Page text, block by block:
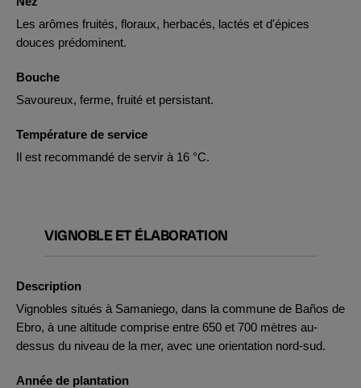
Les arômes fruités, floraux, herbacés, lactés et d'épices
douces prédominent.
Bouche
Savoureux, ferme, fruité et persistant.
Température de service
Il est recommandé de servir à 16 °C.
VIGNOBLE ET ÉLABORATION
Description
Vignobles situés à Samaniego, dans la commune de Baños de
Ebro, à une altitude comprise entre 650 et 700 mètres au-
dessus du niveau de la mer, avec une orientation nord-sud.
Année de plantation